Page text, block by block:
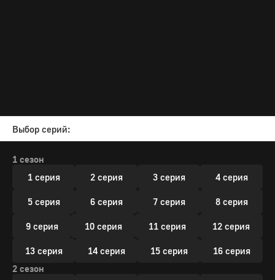
Выбор серий:
1 сезон
1 серия
2 серия 3 серия 4 серия
5 серия 6 серия 7 серия 8 серия
9 серия 10 серия 11 серия 12 серия
13 серия 14 серия 15 серия
16 серия
2 сезон